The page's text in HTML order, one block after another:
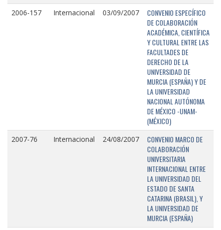
2006-157 Internacional 03/09/2007
CONVENIO ESPECÍFICO
DE COLABORACIÓN
ACADÉMICA, CIENTÍFICA
Y CULTURAL ENTRE LAS
FACULTADES DE
DERECHO DE LA
UNIVERSIDAD DE
MURCIA (ESPAÑA) Y DE
LA UNIVERSIDAD
NACIONAL AUTÓNOMA
DE MÉXICO -UNAM-
(MÉXICO)
2007-76 Internacional 24/08/2007
CONVENIO MARCO DE
COLABORACIÓN
UNIVERSITARIA
INTERNACIONAL ENTRE
LA UNIVERSIDAD DEL
ESTADO DE SANTA
CATARINA (BRASIL), Y
LA UNIVERSIDAD DE
MURCIA (ESPAÑA)